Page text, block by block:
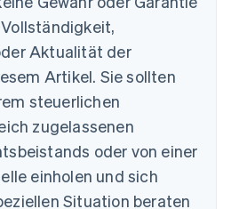
Aktualität der
Artikel. Sie sollten
steuerlichen
zugelassenen
oder von einer
einholen und sich
Situation beraten